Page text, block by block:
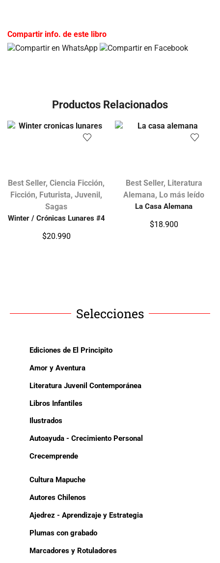
Compartir info. de este libro
Productos Relacionados
Best Seller, Ciencia Ficción,
Ficción, Futurista, Juvenil,
Sagas
Winter / Crónicas Lunares #4
$20.990
Best Seller, Literatura
Alemana, Lo más leído
La Casa Alemana
$18.900
Selecciones
Ediciones de El Principito
Amor y Aventura
Literatura Juvenil Contemporánea
Libros Infantiles
Ilustrados
Autoayuda - Crecimiento Personal
Crecemprende
Cultura Mapuche
Autores Chilenos
Ajedrez - Aprendizaje y Estrategia
Plumas con grabado
Marcadores y Rotuladores